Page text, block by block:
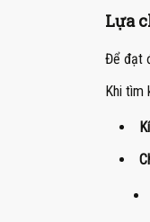
Lựa
Để đạt
Khi tìm